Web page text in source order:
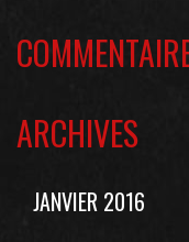
ARCHIVES
JANVIER 2016